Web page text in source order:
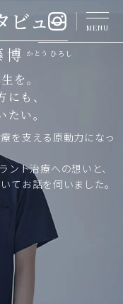
ド
ク
タ
タ
ュ
ー
MENU
ビュー
博 かとう ひろし
を。
も、
い。
を支える原動力になっ
ト治療への想いと、
てお話を伺いました。